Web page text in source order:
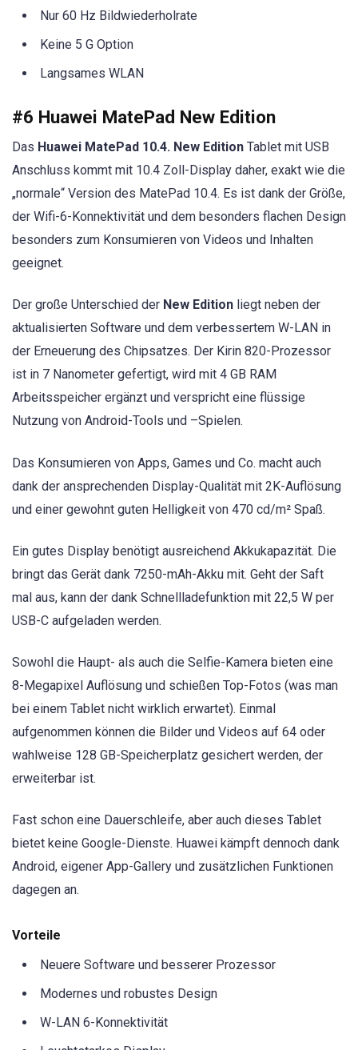
Nur 60 Hz Bildwiederholrate
Keine 5 G Option
Langsames WLAN
#6 Huawei MatePad New Edition
Das Huawei MatePad 10.4. New Edition Tablet mit USB
Anschluss kommt mit 10.4 Zoll-Display daher, exakt wie die
„normale“ Version des MatePad 10.4. Es ist dank der Größe,
der Wifi-6-Konnektivität und dem besonders flachen Design
besonders zum Konsumieren von Videos und Inhalten
geeignet.
Der große Unterschied der New Edition liegt neben der
aktualisierten Software und dem verbessertem W-LAN in
der Erneuerung des Chipsatzes. Der Kirin 820-Prozessor
ist in 7 Nanometer gefertigt, wird mit 4 GB RAM
Arbeitsspeicher ergänzt und verspricht eine flüssige
Nutzung von Android-Tools und –Spielen.
Das Konsumieren von Apps, Games und Co. macht auch
dank der ansprechenden Display-Qualität mit 2K-Auflösung
und einer gewohnt guten Helligkeit von 470 cd/m² Spaß.
Ein gutes Display benötigt ausreichend Akkukapazität. Die
bringt das Gerät dank 7250-mAh-Akku mit. Geht der Saft
mal aus, kann der dank Schnellladefunktion mit 22,5 W per
USB-C aufgeladen werden.
Sowohl die Haupt- als auch die Selfie-Kamera bieten eine
8-Megapixel Auflösung und schießen Top-Fotos (was man
bei einem Tablet nicht wirklich erwartet). Einmal
aufgenommen können die Bilder und Videos auf 64 oder
wahlweise 128 GB-Speicherplatz gesichert werden, der
erweiterbar ist.
Fast schon eine Dauerschleife, aber auch dieses Tablet
bietet keine Google-Dienste. Huawei kämpft dennoch dank
Android, eigener App-Gallery und zusätzlichen Funktionen
dagegen an.
Vorteile
Neuere Software und besserer Prozessor
Modernes und robustes Design
W-LAN 6-Konnektivität